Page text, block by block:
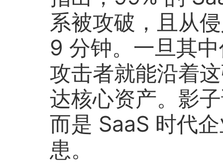
系被攻破，且从
9 分钟。一旦其
攻击者就能沿着
达核心资产。影
而是 SaaS 时代
患。